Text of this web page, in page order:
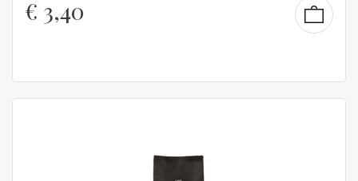
€ 3,40